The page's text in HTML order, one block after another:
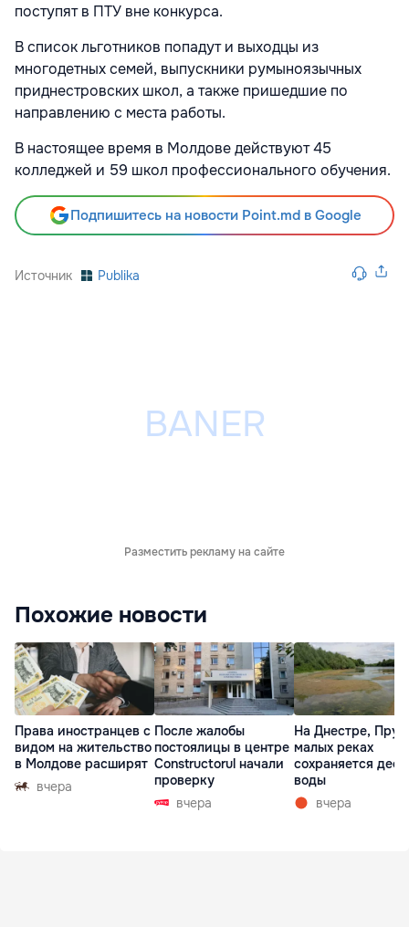
поступят в ПТУ вне конкурса.
В список льготников попадут и выходцы из
многодетных семей, выпускники румыноязычных
приднестровских школ, а также пришедшие по
направлению с места работы.
В настоящее время в Молдове действуют 45
колледжей и 59 школ профессионального обучения.
Подпишитесь на новости Point.md в Google
Источник Publika
Разместить рекламу на сайте
Похожие новости
Права иностранцев с
видом на жительство
в Молдове расширят
вчера
После жалобы
постоялицы в центре
Constructorul начали
проверку
вчера
На Днестре,
малых реках
сохраняется
воды
вчера